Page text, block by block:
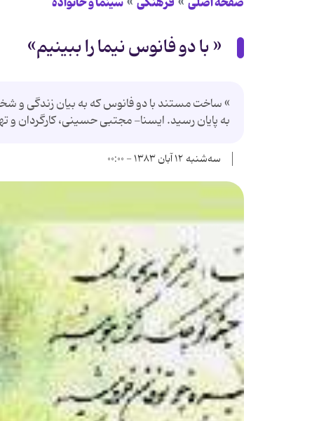
« با دو فانوس نیما را ببینیم»
» ساخت مستند با دو فانوس كه به بیان زندگی و
به پایان رسید. ایسنا- مجتبی حسینی، كارگردان و
سه‌شنبه ۱۲ آبان ۱۳۸۳ - ۰۰:۰۰